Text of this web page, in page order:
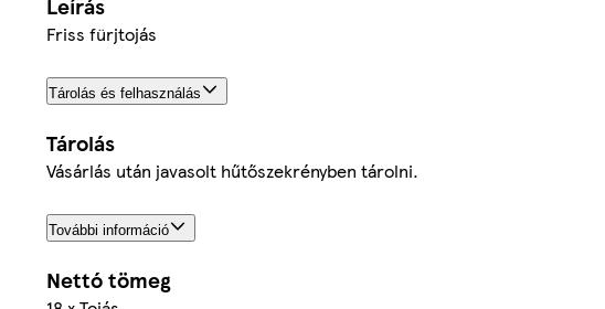
Leírás
Friss fürjtojás
Tárolás és felhasználás
Tárolás
Vásárlás után javasolt hűtőszekrényben tárolni.
További információ
Nettó tömeg